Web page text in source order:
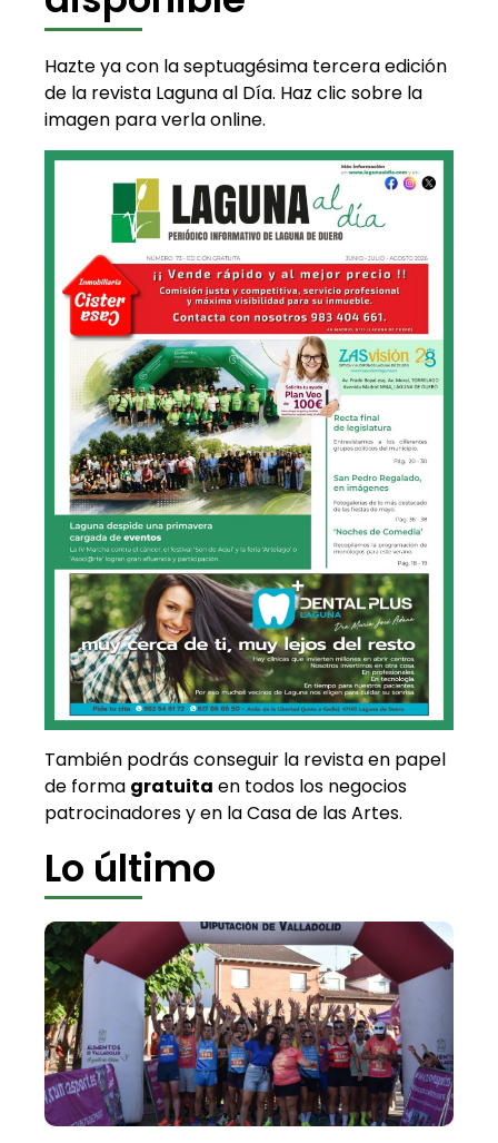
Hazte ya con la septuagésima tercera edición
de la revista Laguna al Día. Haz clic sobre la
imagen para verla online.
También podrás conseguir la revista en papel
de forma gratuita en todos los negocios
patrocinadores y en la Casa de las Artes.
Lo último